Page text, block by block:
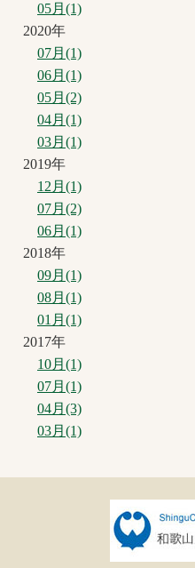
05月(1)
2020年
07月(1)
06月(1)
05月(2)
04月(1)
03月(1)
2019年
12月(1)
07月(2)
06月(1)
2018年
09月(1)
08月(1)
01月(1)
2017年
10月(1)
07月(1)
04月(3)
03月(1)